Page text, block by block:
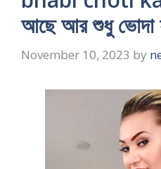
আছে আর শুধু ভোদা
November 10, 2023 by